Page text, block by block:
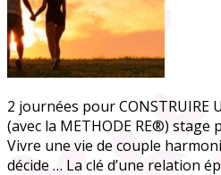
2 journées pour CONSTRUIRE
(avec la METHODE RE®) stage
Vivre une vie de couple
décide … La clé d’une relation